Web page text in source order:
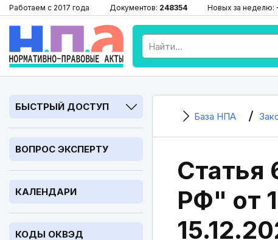
Работаем с 2017 года Документов: 248354 Новых за неделю:
БЫСТРЫЙ ДОСТУП
ВОПРОС ЭКСПЕРТУ
КАЛЕНДАРИ
КОДЫ ОКВЭД
База НПА
Статья
РФ" от